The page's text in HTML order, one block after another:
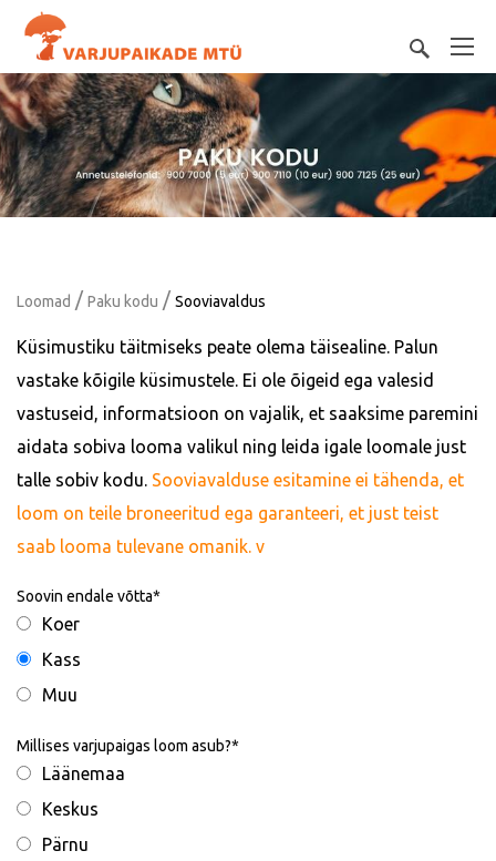
Loomad / Paku kodu / Sooviavaldus
Küsimustiku täitmiseks peate olema täisealine. Palun
vastake kõigile küsimustele. Ei ole õigeid ega valesid
vastuseid, informatsioon on vajalik, et saaksime paremini
aidata sobiva looma valikul ning leida igale loomale just
talle sobiv kodu. Sooviavalduse esitamine ei tähenda, et
loom on teile broneeritud ega garanteeri, et just teist
saab looma tulevane omanik. v
Soovin endale võtta
Koer
Kass
Muu
Millises varjupaigas loom asub?
Läänemaa
Keskus
Pärnu